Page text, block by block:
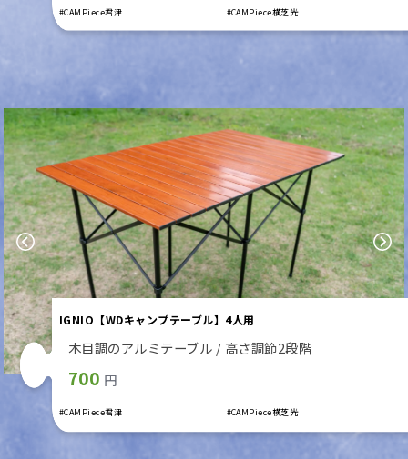
#CAMPiece君津 #CAMPiece横芝光
Previous Next
IGNIO【WDキャンプテーブル】4人用
木目調のアルミテーブル / 高さ調節2段階
700 円
#CAMPiece君津 #CAMPiece横芝光